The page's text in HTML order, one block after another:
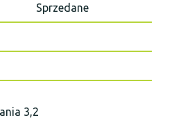
Sprzedane
3,2